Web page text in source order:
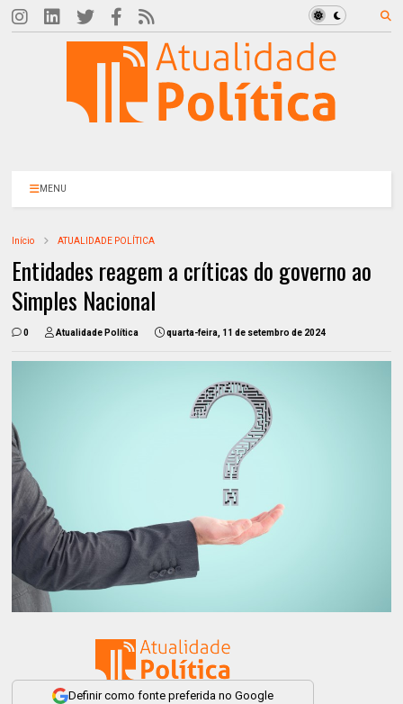
MENU
Início ATUALIDADE POLÍTICA
Entidades reagem a críticas do governo ao
Simples Nacional
0 Atualidade Política quarta-feira, 11 de setembro de 2024
Definir como fonte preferida no Google